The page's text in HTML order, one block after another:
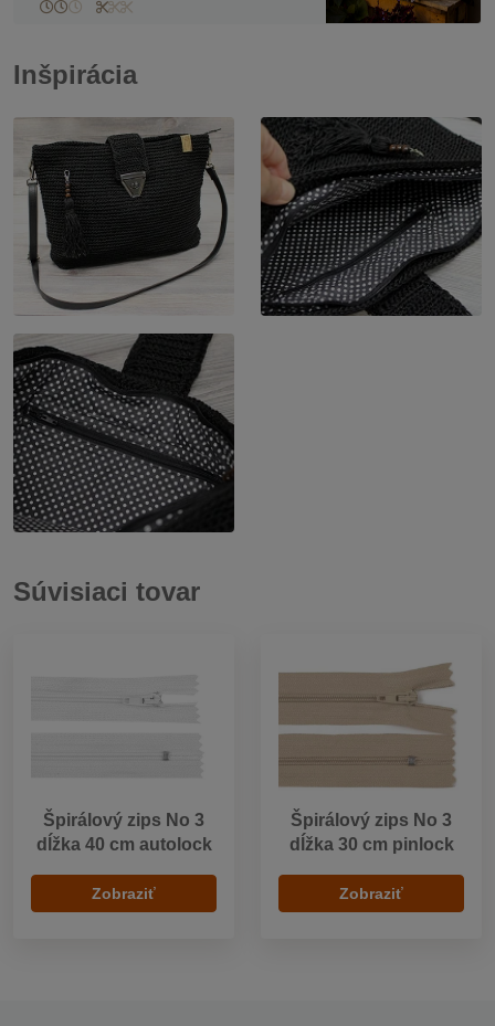
Inšpirácia
Súvisiaci tovar
Špirálový zips No 3
dĺžka 40 cm autolock
Zobraziť
Špirálový zips No 3
dĺžka 30 cm pinlock
Zobraziť